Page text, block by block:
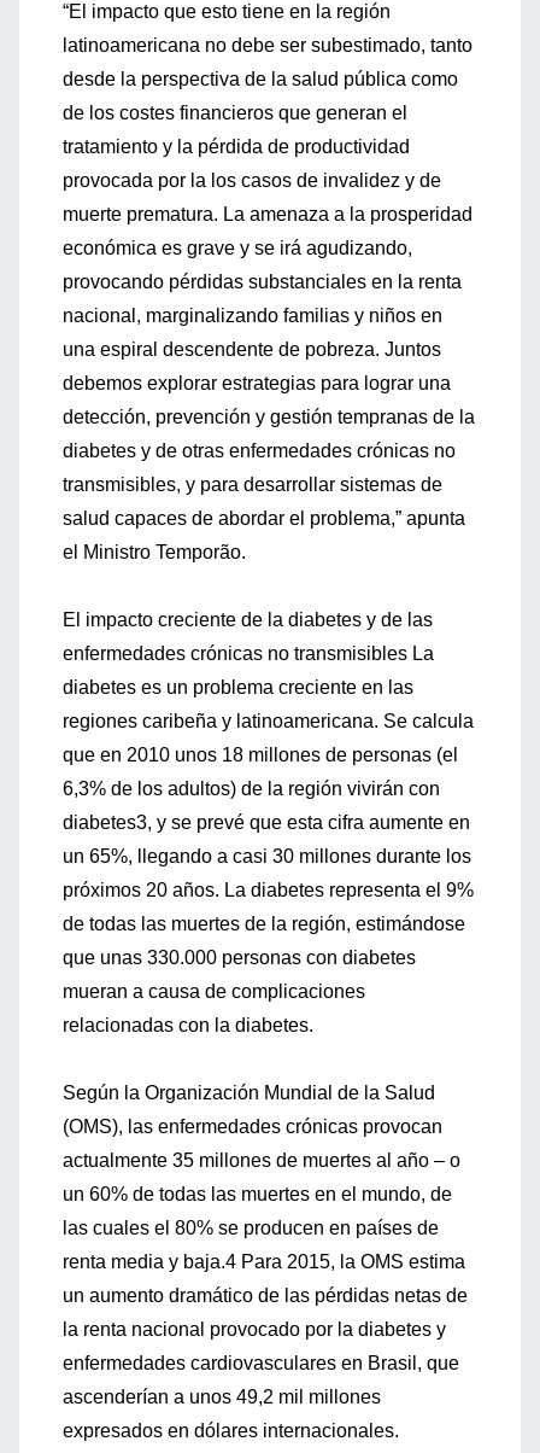
“El impacto que esto tiene en la región
latinoamericana no debe ser subestimado, tanto
desde la perspectiva de la salud pública como
de los costes financieros que generan el
tratamiento y la pérdida de productividad
provocada por la los casos de invalidez y de
muerte prematura. La amenaza a la prosperidad
económica es grave y se irá agudizando,
provocando pérdidas substanciales en la renta
nacional, marginalizando familias y niños en
una espiral descendente de pobreza. Juntos
debemos explorar estrategias para lograr una
detección, prevención y gestión tempranas de la
diabetes y de otras enfermedades crónicas no
transmisibles, y para desarrollar sistemas de
salud capaces de abordar el problema,” apunta
el Ministro Temporão.
El impacto creciente de la diabetes y de las
enfermedades crónicas no transmisibles La
diabetes es un problema creciente en las
regiones caribeña y latinoamericana. Se calcula
que en 2010 unos 18 millones de personas (el
6,3% de los adultos) de la región vivirán con
diabetes3, y se prevé que esta cifra aumente en
un 65%, llegando a casi 30 millones durante los
próximos 20 años. La diabetes representa el 9%
de todas las muertes de la región, estimándose
que unas 330.000 personas con diabetes
mueran a causa de complicaciones
relacionadas con la diabetes.
Según la Organización Mundial de la Salud
(OMS), las enfermedades crónicas provocan
actualmente 35 millones de muertes al año – o
un 60% de todas las muertes en el mundo, de
las cuales el 80% se producen en países de
renta media y baja.4 Para 2015, la OMS estima
un aumento dramático de las pérdidas netas de
la renta nacional provocado por la diabetes y
enfermedades cardiovasculares en Brasil, que
ascenderían a unos 49,2 mil millones
expresados en dólares internacionales.